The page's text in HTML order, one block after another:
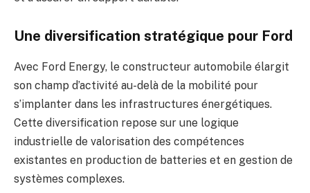
Une diversification stratégique pour Ford
Avec Ford Energy, le constructeur automobile élargit
son champ d’activité au-delà de la mobilité pour
s’implanter dans les infrastructures énergétiques.
Cette diversification repose sur une logique
industrielle de valorisation des compétences
existantes en production de batteries et en gestion de
systèmes complexes.